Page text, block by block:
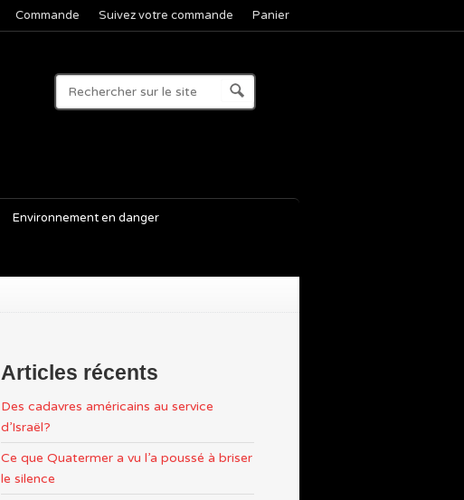
Commande Suivez votre commande Panier
Environnement en danger
Articles récents
Des cadavres américains au service
d’Israël?
Ce que Quatermer a vu l’a poussé à briser
le silence